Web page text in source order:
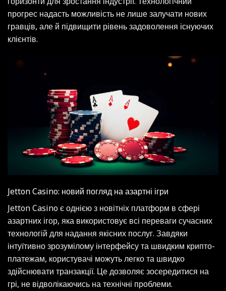
прогрес надасть можливість не лише залучати нових
гравців, але й підвищити рівень задоволення існуючих
клієнтів.
Jetton Casino: новий погляд на азартні ігри
Jetton Casino є однією з новітніх платформ в сфері
азартних ігор, яка використовує всі переваги сучасних
технологій для надання якісних послуг. Завдяки
інтуїтивно зрозумілому інтерфейсу та швидким крипто-
платежам, користувачі можуть легко та швидко
здійснювати транзакції. Це дозволяє зосередитися на
грі, не відволікаючись на технічні проблеми.